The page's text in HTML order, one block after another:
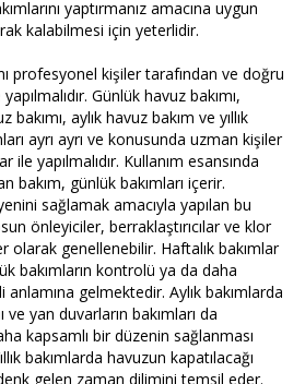
yaptırmanız amacına uygun
kalabilmesi için yeterlidir.
profesyonel kişiler tarafından ve doğru
Günlük havuz bakımı,
bakımı, aylık havuz bakım ve yıllık
ayrı ayrı ve konusunda uzman kişiler
ile yapılmalıdır. Kullanım esansında
bakım, günlük bakımları içerir.
sağlamak amacıyla yapılan bu
önleyiciler, berraklaştırıcılar ve klor
olarak genellenebilir. Haftalık bakımlar
bakımların kontrolü ya da daha
anlamına gelmektedir. Aylık bakımlarda
ve yan duvarların bakımları da
kapsamlı bir düzenin sağlanması
bakımlarda havuzun kapatılacağı
gelen zaman dilimini temsil eder.